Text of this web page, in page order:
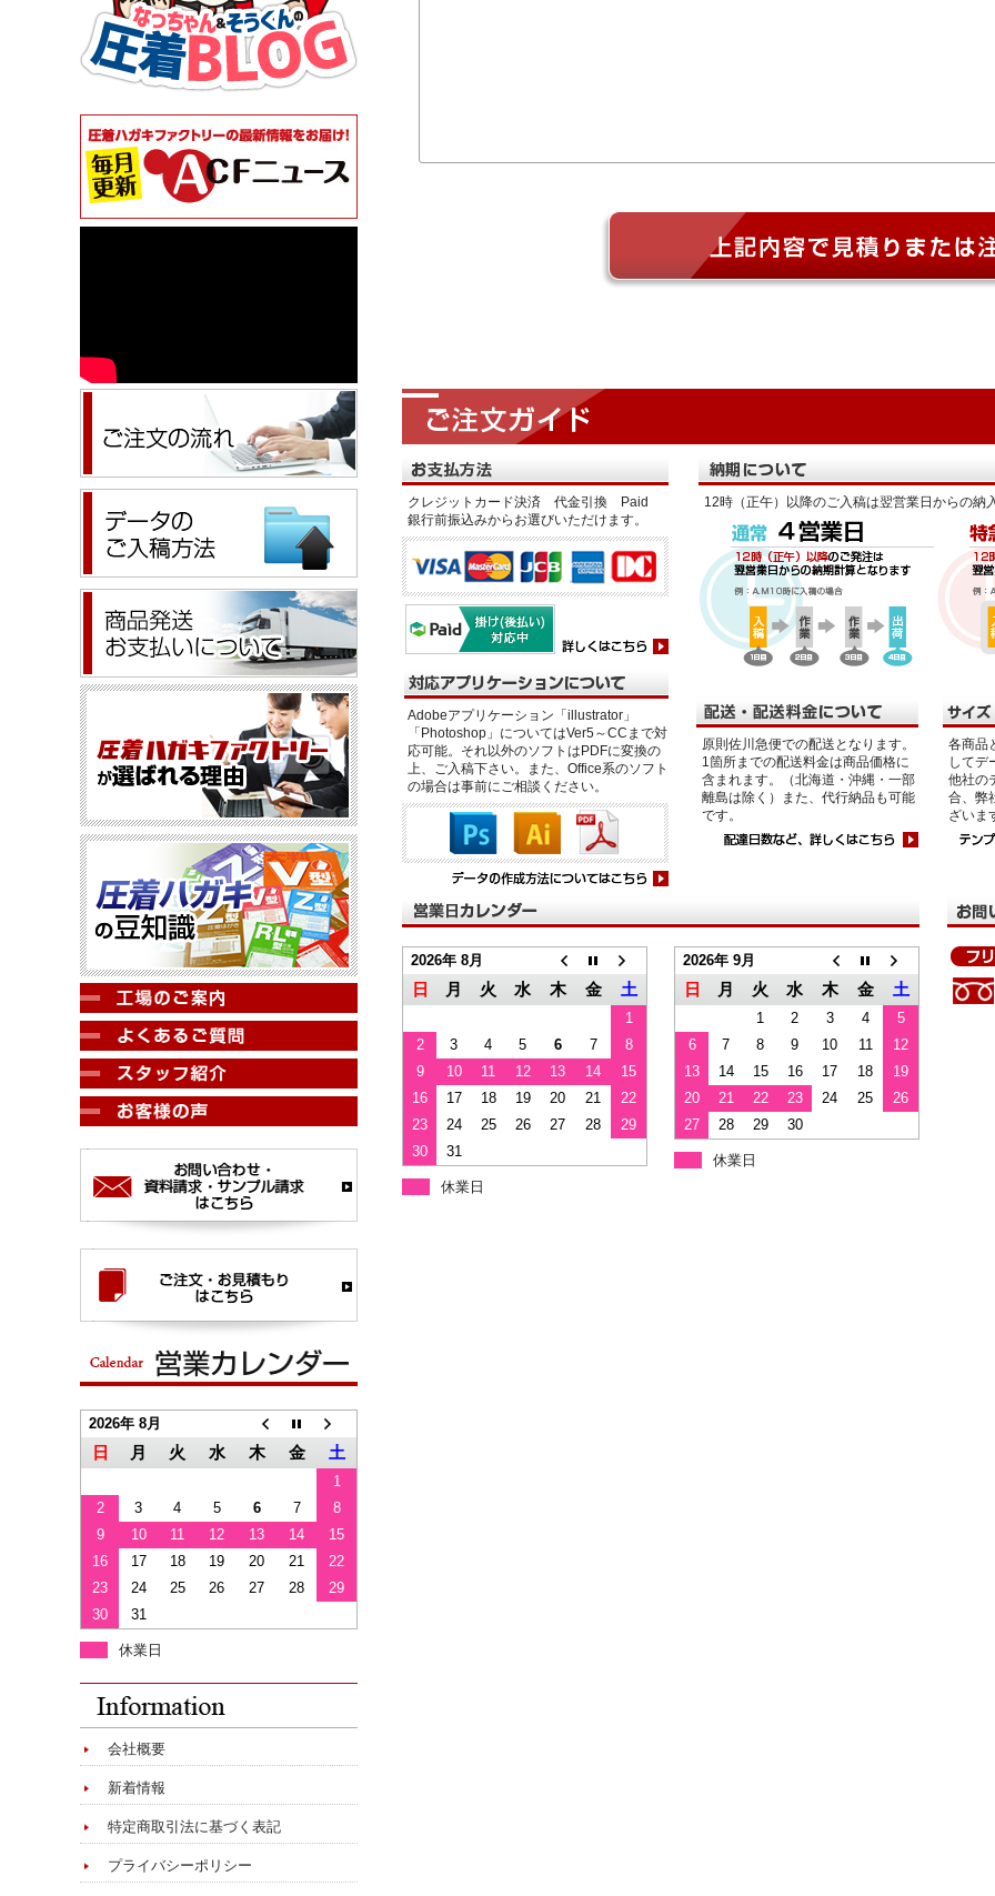
クレジットカード決済 代金引換 Paid
銀行前振込みからお選びいただけます。
12時（正午）以降のご入稿は翌営業日からの納
Adobeアプリケーション「illustrator」
「Photoshop」についてはVer5～CCまで対
応可能。それ以外のソフトはPDFに変換の
上、ご入稿下さい。また、Office系のソフト
の場合は事前にご相談ください。
原則佐川急便での配送となります。
1箇所までの配送料金は商品価格に
含まれます。（北海道・沖縄・一部
離島は除く）また、代行納品も可能
です。
各商品
してデ
他社の
合、弊
ざいま
2026年 8月
日 月 火 水 木 金 土
1
2
3 4 5 6 7
8
9
10 11 12 13 14
15
16
17 18 19 20 21
22
23
24 25 26 27 28
29
30
31
休業日
2026年 9月
日 月 火 水 木 金 土
1 2 3 4
5
6
7 8 9 10 11
12
13
14 15 16 17 18
19
20
21 22 23 24 25
26
27
28 29 30
休業日
2026年 8月
日 月 火 水 木 金 土
1
2
3 4 5 6 7
8
9
10 11 12 13 14
15
16
17 18 19 20 21
22
23
24 25 26 27 28
29
30
31
休業日
会社概要
新着情報
特定商取引法に基づく表記
プライバシーポリシー